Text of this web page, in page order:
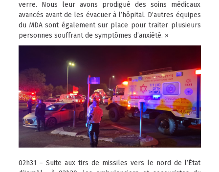
verre. Nous leur avons prodigué des soins médicaux
avancés avant de les évacuer à l’hôpital. D’autres équipes
du MDA sont également sur place pour traiter plusieurs
personnes souffrant de symptômes d’anxiété. »
02h31 – Suite aux tirs de missiles vers le nord de l’État